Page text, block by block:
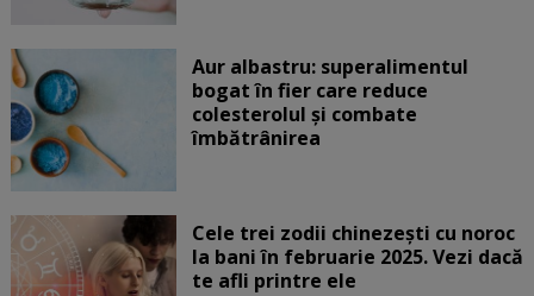
Aur albastru: superalimentul
bogat în fier care reduce
colesterolul și combate
îmbătrânirea
Cele trei zodii chinezești cu noroc
la bani în februarie 2025. Vezi dacă
te afli printre ele